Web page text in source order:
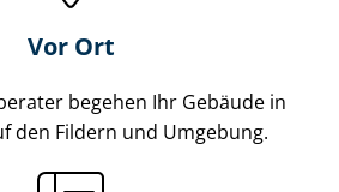
Vor Ort
begehen Ihr Gebäude in
den Fildern und Umgebung.